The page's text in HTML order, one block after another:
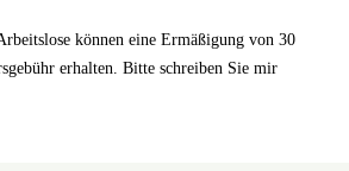
können eine Ermäßigung von 30
erhalten. Bitte schreiben Sie mir